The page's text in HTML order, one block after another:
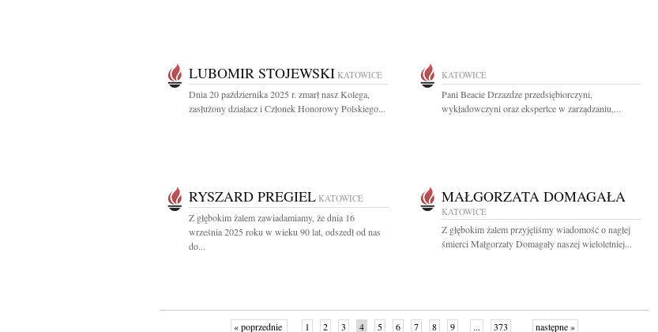
LUBOMIR STOJEWSKI KATOWICE
Dnia 20 października 2025 r. zmarł nasz Kolega,
zasłużony działacz i Członek Honorowy Polskiego...
KATOWICE
Pani Beacie Drzazdze przedsiębiorczyni,
wykładowczyni oraz ekspertce w zarządzaniu,...
RYSZARD PREGIEL KATOWICE
Z głębokim żalem zawiadamiamy, że dnia 16
września 2025 roku w wieku 90 lat, odszedł od nas
do...
MAŁGORZATA DOMAGAŁA
KATOWICE
Z głębokim żalem przyjęliśmy wiadomość o nagłej
śmierci Małgorzaty Domagały naszej wieloletniej...
« poprzednie 1 2 3 4 5 6 7 8 9 ... 373 następne »